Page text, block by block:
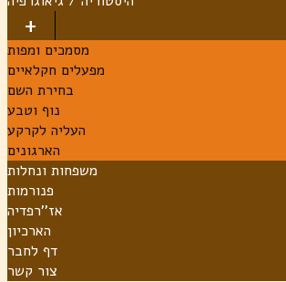
מסמכים ומפות
מפעלים חקלאיים
בחירת השם
נוף וטבע
העליה לקרקע
הארגונים
משפחות ונחלות
פנורמות
אז''רפדיה
הארכיון
דף לחבר
צור קשר